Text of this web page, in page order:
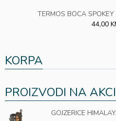
TERMOS BOCA
44,00
KORPA
PROIZVODI NA
GOJZERICE